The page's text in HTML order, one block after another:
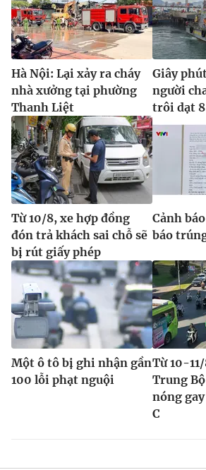
Hà Nội: Lại xảy ra cháy
nhà xưởng tại phường
Thanh Liệt
Giây
người
trôi dạt
Từ 10/8, xe hợp đồng
đón trả khách sai chỗ sẽ
bị rút giấy phép
Cảnh
báo
Một ô tô bị ghi nhận gần
100 lỗi phạt nguội
Từ 10-
Trung
nóng
C